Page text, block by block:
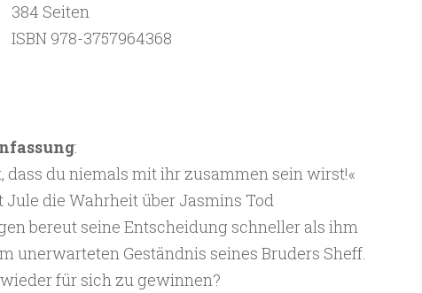
384 Seiten
ISBN 978-3757964368
:
dass du niemals mit ihr zusammen sein wirst!«
die Wahrheit über Jasmins Tod
bereut seine Entscheidung schneller als ihm
unerwarteten Geständnis seines Bruders Sheff.
für sich zu gewinnen?